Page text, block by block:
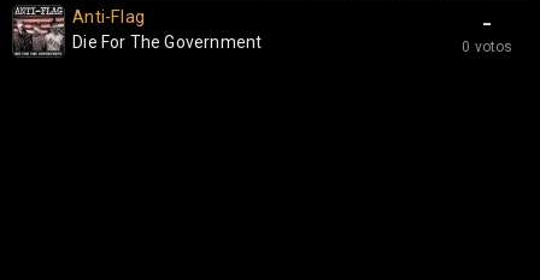
-
0 votos
Anti-Flag
Die For The Government